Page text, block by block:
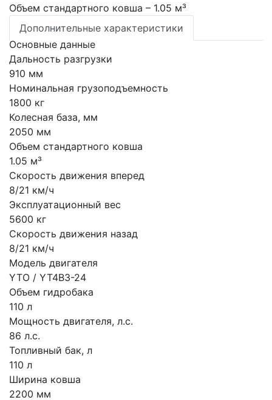
Объем стандартного ковша – 1.05 м³
Дополнительные характеристики
Основные данные
Дальность разгрузки
910 мм
Номинальная грузоподъемность
1800 кг
Колесная база, мм
2050 мм
Объем стандартного ковша
1.05 м³
Скорость движения вперед
8/21 км/ч
Эксплуатационный вес
5600 кг
Скорость движения назад
8/21 км/ч
Модель двигателя
YTO / YT4B3-24
Объем гидробака
110 л
Мощность двигателя, л.с.
86 л.с.
Топливный бак, л
110 л
Ширина ковша
2200 мм